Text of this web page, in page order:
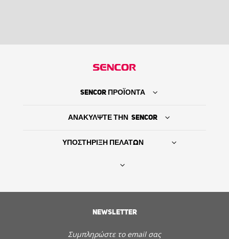
SENCOR ΠΡΟΪΟΝΤΑ
ΑΝΑΚΥΛΨΤΕ ΤΗΝ SENCOR
ΥΠΟΣΤΗΡΙΞΗ ΠΕΛΑΤΩΝ
NEWSLETTER